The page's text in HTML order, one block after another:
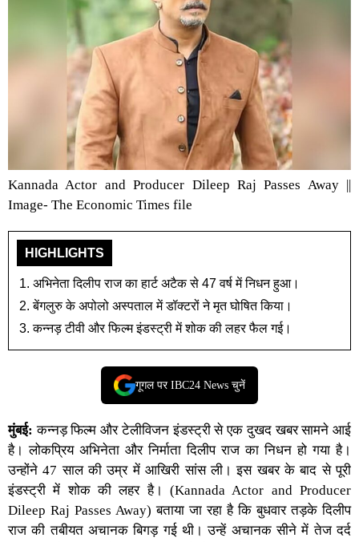
Kannada Actor and Producer Dileep Raj Passes Away ||
Image- The Economic Times file
HIGHLIGHTS
अभिनेता दिलीप राज का हार्ट अटैक से 47 वर्ष में निधन हुआ।
बेंगलुरु के अपोलो अस्पताल में डॉक्टरों ने मृत घोषित किया।
कन्नड़ टीवी और फिल्म इंडस्ट्री में शोक की लहर फैल गई।
गूगल पर IBC24 News चुनें
मुंबई: कन्नड़ फिल्म और टेलीविजन इंडस्ट्री से एक दुखद खबर सामने आई
है। लोकप्रिय अभिनेता और निर्माता दिलीप राज का निधन हो गया है।
उन्होंने 47 साल की उम्र में आखिरी सांस ली। इस खबर के बाद से पूरी
इंडस्ट्री में शोक की लहर है। (Kannada Actor and Producer
Dileep Raj Passes Away) बताया जा रहा है कि बुधवार तड़के दिलीप
राज की तबीयत अचानक बिगड़ गई थी। उन्हें अचानक सीने में तेज दर्द